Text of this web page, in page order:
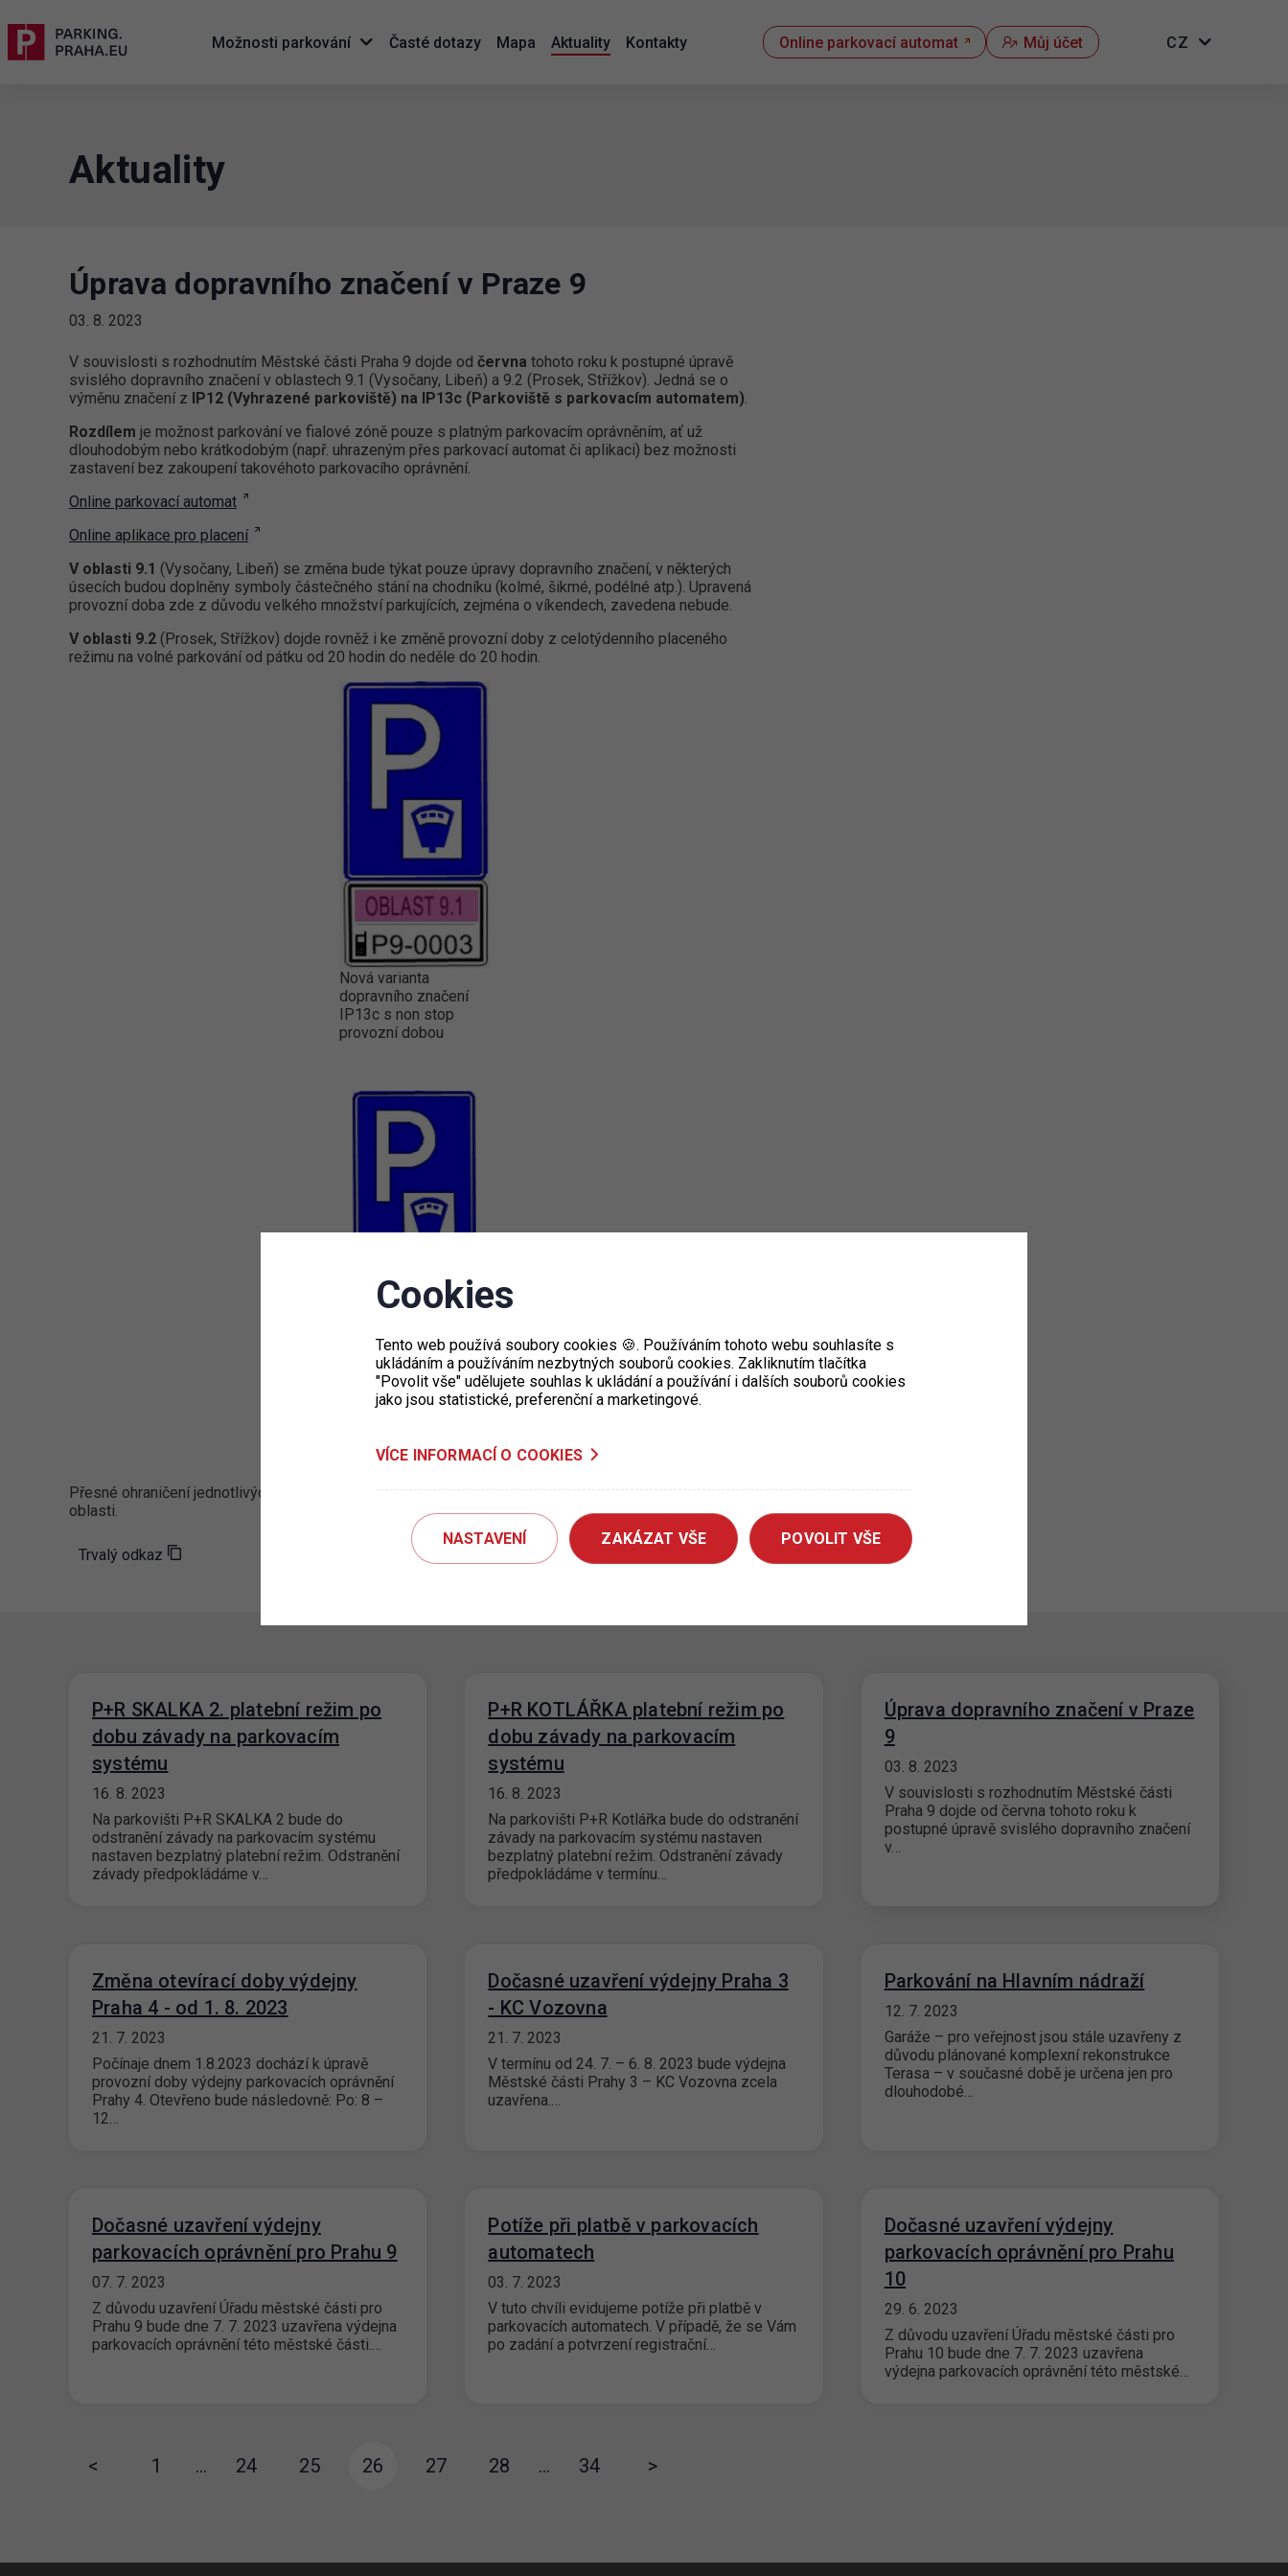
Možnosti parkování Časté dotazy Mapa Aktuality Kontakty Online parkovací automat Můj účet CZ
Aktuality
Úprava dopravního značení v Praze 9
03. 8. 2023
V souvislosti s rozhodnutím Městské části Praha 9 dojde od června tohoto roku k postupné úpravě
svislého dopravního značení v oblastech 9.1 (Vysočany, Libeň) a 9.2 (Prosek, Střížkov). Jedná se o
výměnu značení z IP12 (Vyhrazené parkoviště) na IP13c (Parkoviště s parkovacím automatem).
Rozdílem je možnost parkování ve fialové zóně pouze s platným parkovacím oprávněním, ať už
dlouhodobým nebo krátkodobým (např. uhrazeným přes parkovací automat či aplikaci) bez možnosti
zastavení bez zakoupení takovéhoto parkovacího oprávnění.
Online parkovací automat
Online aplikace pro placení
V oblasti 9.1 (Vysočany, Libeň) se změna bude týkat pouze úpravy dopravního značení, v některých
úsecích budou doplněny symboly částečného stání na chodníku (kolmé, šikmé, podélné atp.). Upravená
provozní doba zde z důvodu velkého množství parkujících, zejména o víkendech, zavedena nebude.
V oblasti 9.2 (Prosek, Střížkov) dojde rovněž i ke změně provozní doby z celotýdenního placeného
režimu na volné parkování od pátku od 20 hodin do neděle do 20 hodin.
Nová varianta
dopravního značení
IP13c s non stop
provozní dobou
Nová varianta
dopravního
provozní dobou
Přesné ohraničení jednotlivých rezidentních oblastí zobrazíte na mapěZDE
po zvýraznění rezidentní
oblasti.
Trvalý odkaz
P+R SKALKA 2. platební režim po
dobu závady na parkovacím
systému
16. 8. 2023
Na parkovišti P+R SKALKA 2 bude do
odstranění závady na parkovacím systému
nastaven bezplatný platební režim. Odstranění
závady předpokládáme v…
P+R KOTLÁŘKA platební režim po
dobu závady na parkovacím
systému
16. 8. 2023
Na parkovišti P+R Kotlářka bude do odstranění
závady na parkovacím systému nastaven
bezplatný platební režim. Odstranění závady
předpokládáme v termínu…
Úprava dopravního značení v Praze
9
03. 8. 2023
V souvislosti s rozhodnutím Městské části
Praha 9 dojde od června tohoto roku k
postupné úpravě svislého dopravního značení
v…
Změna otevírací doby výdejny
Praha 4 - od 1. 8. 2023
21. 7. 2023
Počínaje dnem 1.8.2023 dochází k úpravě
provozní doby výdejny parkovacích oprávnění
Prahy 4. Otevřeno bude následovně: Po: 8 –
12…
Dočasné uzavření výdejny Praha 3
- KC Vozovna
21. 7. 2023
V termínu od 24. 7. – 6. 8. 2023 bude výdejna
Městské části Prahy 3 – KC Vozovna zcela
uzavřena.…
Parkování na Hlavním nádraží
12. 7. 2023
Garáže – pro veřejnost jsou stále uzavřeny z
důvodu plánované komplexní rekonstrukce
Terasa – v současné době je určena jen pro
dlouhodobé…
Dočasné uzavření výdejny
parkovacích oprávnění pro Prahu 9
07. 7. 2023
Z důvodu uzavření Úřadu městské části pro
Prahu 9 bude dne 7. 7. 2023 uzavřena výdejna
parkovacích oprávnění této městské části.…
Potíže při platbě v parkovacích
automatech
03. 7. 2023
V tuto chvíli evidujeme potíže při platbě v
parkovacích automatech. V případě, že se Vám
po zadání a potvrzení registrační…
Dočasné uzavření výdejny
parkovacích oprávnění pro Prahu
10
29. 6. 2023
Z důvodu uzavření Úřadu městské části pro
Prahu 10 bude dne 7. 7. 2023 uzavřena
výdejna parkovacích oprávnění této městské…
< 1 … 24 25 26 27 28 … 34 >
Cookies
Tento web používá soubory cookies 🍪. Používáním tohoto webu souhlasíte s
ukládáním a používáním nezbytných souborů cookies. Zakliknutím tlačítka
"Povolit vše" udělujete souhlas k ukládání a používání i dalších souborů cookies
jako jsou statistické, preferenční a marketingové.
VÍCE INFORMACÍ O COOKIES
NASTAVENÍ ZAKÁZAT VŠE POVOLIT VŠE